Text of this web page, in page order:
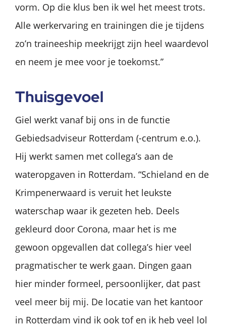
vorm. Op die klus ben ik wel het meest trots.
Alle werkervaring en trainingen die je tijdens
zo’n traineeship meekrijgt zijn heel waardevol
en neem je mee voor je toekomst.”
Thuis­ge­voel
Giel werkt vanaf bij ons in de functie
Gebiedsadviseur Rotterdam (-centrum e.o.).
Hij werkt samen met collega’s aan de
wateropgaven in Rotterdam. “Schieland en de
Krimpenerwaard is veruit het leukste
waterschap waar ik gezeten heb. Deels
gekleurd door Corona, maar het is me
gewoon opgevallen dat collega’s hier veel
pragmatischer te werk gaan. Dingen gaan
hier minder formeel, persoonlijker, dat past
veel meer bij mij. De locatie van het kantoor
in Rotterdam vind ik ook tof en ik heb veel lol